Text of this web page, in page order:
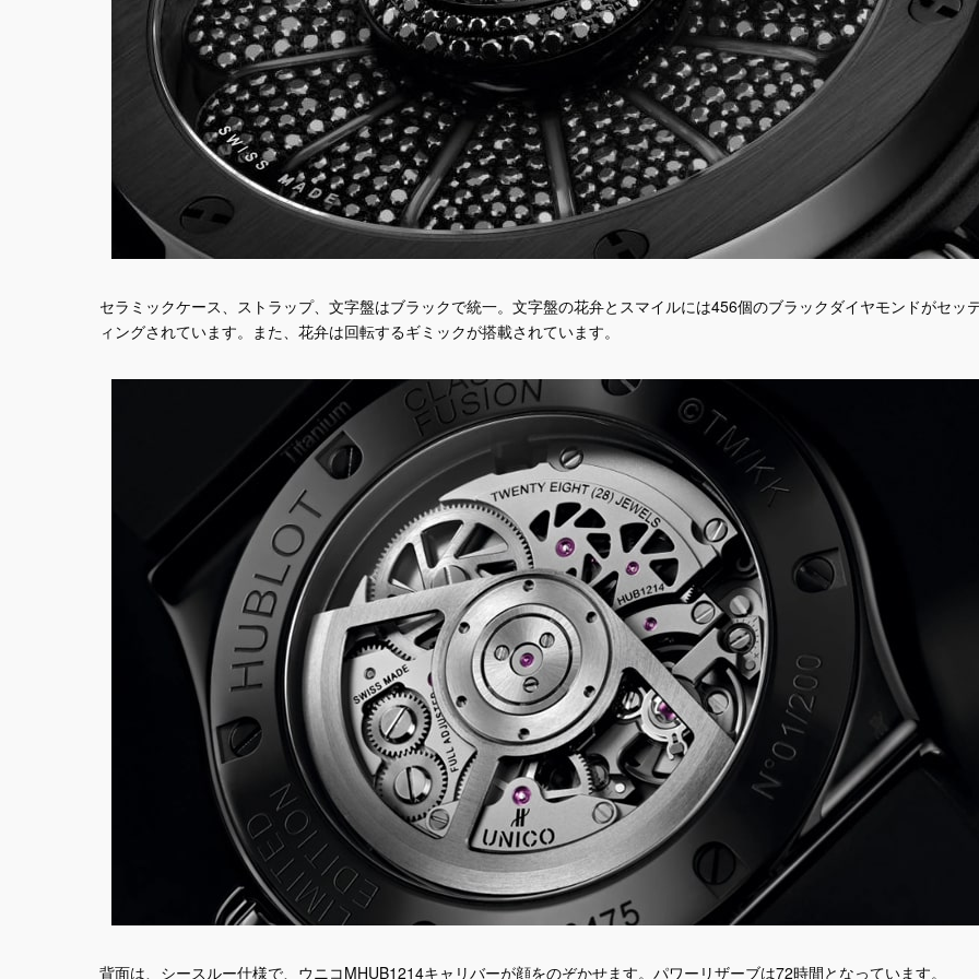
セラミックケース、ストラップ、文字盤はブラックで統一。文字盤の花弁とスマイルには456個のブラックダイヤモンドがセッ
ィングされています。また、花弁は回転するギミックが搭載されています。
背面は、シースルー仕様で、ウニコMHUB1214キャリバーが顔をのぞかせます。パワーリザーブは72時間となっています。